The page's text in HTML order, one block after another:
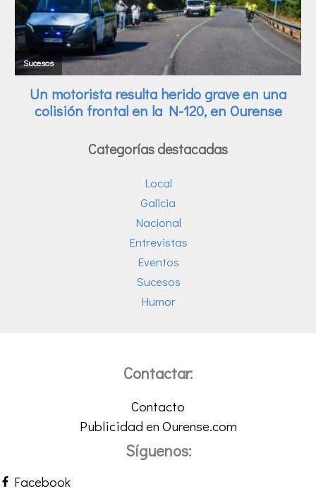
Categorías destacadas
Local
Galicia
Nacional
Entrevistas
Eventos
Sucesos
Humor
Contactar:
Contacto
Publicidad en Ourense.com
Síguenos:
Facebook